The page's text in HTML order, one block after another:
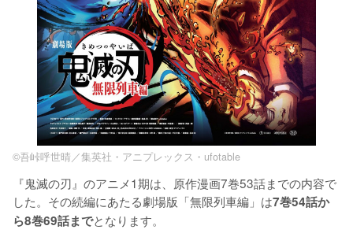
©吾峠呼世晴／集英社・アニプレックス・ufotable
『鬼滅の刃』のアニメ1期は、原作漫画7巻53話までの内容で
した。その続編にあたる劇場版「無限列車編」は7巻54話か
ら8巻69話までとなります。